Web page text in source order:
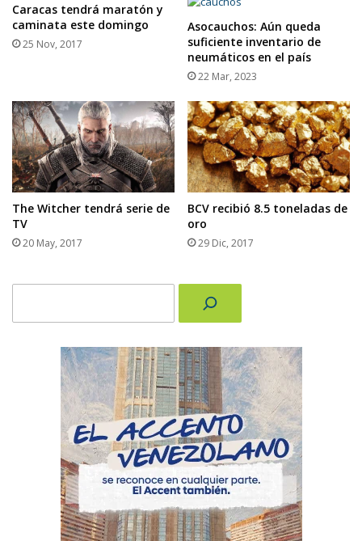
Caracas tendrá maratón y
caminata este domingo
25 Nov, 2017
Asocauchos: Aún queda
suficiente inventario de
neumáticos en el país
22 Mar, 2023
The Witcher tendrá serie de
TV
20 May, 2017
BCV recibió 8.5 toneladas de
oro
29 Dic, 2017